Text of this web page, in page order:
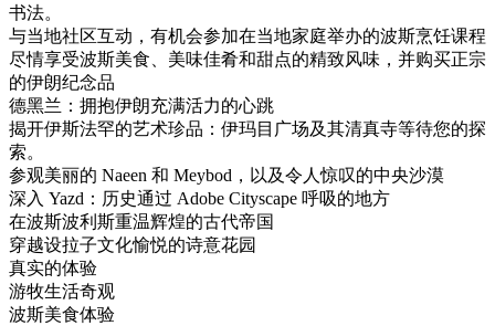
书法。
与当地社区互动，有机会参加在当地家庭举办的波斯烹饪课程
尽情享受波斯美食、美味佳肴和甜点的精致风味，并购买正宗
的伊朗纪念品
德黑兰：拥抱伊朗充满活力的心跳
揭开伊斯法罕的艺术珍品：伊玛目广场及其清真寺等待您的探
索。
参观美丽的 Naeen 和 Meybod，以及令人惊叹的中央沙漠
深入 Yazd：历史通过 Adobe Cityscape 呼吸的地方
在波斯波利斯重温辉煌的古代帝国
穿越设拉子文化愉悦的诗意花园
真实的体验
游牧生活奇观
波斯美食体验